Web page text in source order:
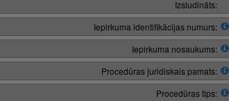
Izsludināts:
Iepirkuma identifikācijas numurs:
Iepirkuma nosaukums:
Procedūras juridiskais pamats:
Procedūras tips: